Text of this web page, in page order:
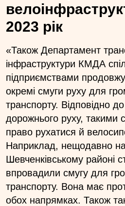
2023 рік
«Також Департамент
інфраструктури КМДА
підприємствами
окремі смуги руху для
транспорту. Відповідно
дорожнього руху, такими
право рухатися й
Наприклад, нещодавно
Шевченківському районі
впровадили смугу для
транспорту. Вона має
обох напрямках. Також